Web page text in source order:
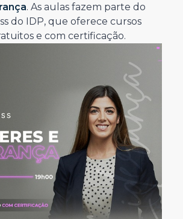
. As aulas fazem parte do
do IDP, que oferece cursos
e com certificação.